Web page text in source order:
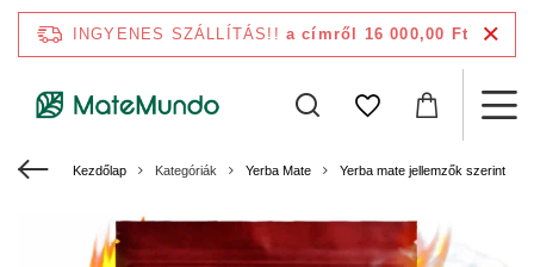
INGYENES SZÁLLÍTÁS!! a címről 16 000,00 Ft
Kezdőlap Kategóriák Yerba Mate Yerba mate jellemzők szerint